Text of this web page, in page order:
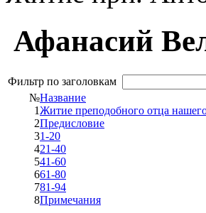
Афанасий
Фильтр по заголовкам
№Название
1Житие преподобного отца
2Предисловие
31-20
421-40
541-60
661-80
781-94
8Примечания